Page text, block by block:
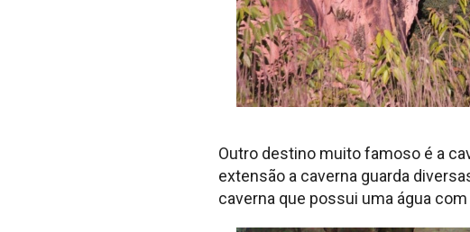
Outro destino muito famoso é a
extensão a caverna guarda
caverna que possui uma água